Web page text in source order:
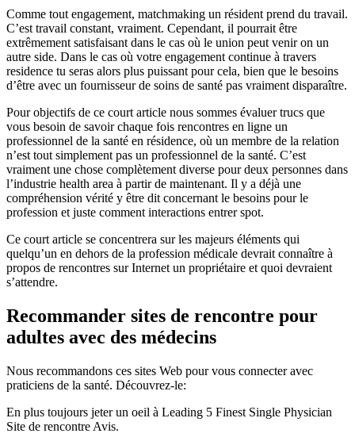
Comme tout engagement, matchmaking un résident prend du travail.
C’est travail constant, vraiment. Cependant, il pourrait être
extrêmement satisfaisant dans le cas où le union peut venir on un
autre side. Dans le cas où votre engagement continue à travers
residence tu seras alors plus puissant pour cela, bien que le besoins
d’être avec un fournisseur de soins de santé pas vraiment disparaître.
Pour objectifs de ce court article nous sommes évaluer trucs que
vous besoin de savoir chaque fois rencontres en ligne un
professionnel de la santé en résidence, où un membre de la relation
n’est tout simplement pas un professionnel de la santé. C’est
vraiment une chose complètement diverse pour deux personnes dans
l’industrie health area à partir de maintenant. Il y a déjà une
compréhension vérité y être dit concernant le besoins pour le
profession et juste comment interactions entrer spot.
Ce court article se concentrera sur les majeurs éléments qui
quelqu’un en dehors de la profession médicale devrait connaître à
propos de rencontres sur Internet un propriétaire et quoi devraient
s’attendre.
Recommander sites de rencontre pour
adultes avec des médecins
Nous recommandons ces sites Web pour vous connecter avec
praticiens de la santé. Découvrez-le:
En plus toujours jeter un oeil à Leading 5 Finest Single Physician
Site de rencontre Avis.